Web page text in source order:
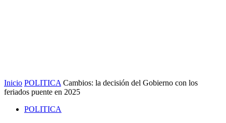
Inicio POLITICA Cambios: la decisión del Gobierno con los
feriados puente en 2025
POLITICA